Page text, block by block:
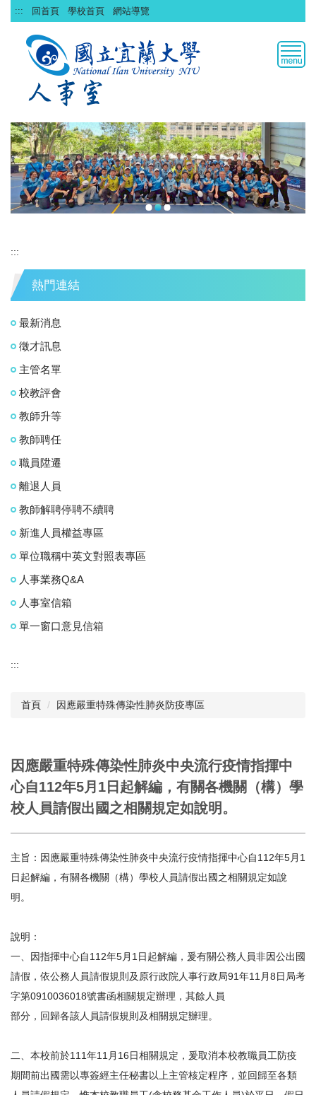
跳
到
::: 回首頁 學校首頁 網站導覽
:::
熱門連結
最新消息
徵才訊息
主管名單
校教評會
教師升等
教師聘任
職員陞遷
離退人員
教師解聘停聘不續聘
新進人員權益專區
單位職稱中英文對照表專區
人事業務Q&A
人事室信箱
單一窗口意見信箱
:::
首頁 因應嚴重特殊傳染性肺炎防疫專區
因應嚴重特殊傳染性肺炎中央流行疫情指揮中
心自112年5月1日起解編，有關各機關（構）學
校人員請假出國之相關規定如說明。
主旨：因應嚴重特殊傳染性肺炎中央流行疫情指揮中心自112年5月1
日起解編，有關各機關（構）學校人員請假出國之相關規定如說
明。
說明：
一、因指揮中心自112年5月1日起解編，爰有關公務人員非因公出國
請假，依公務人員請假規則及原行政院人事行政局91年11月8日局考
字第0910036018號書函相關規定辦理，其餘人員
部分，回歸各該人員請假規則及相關規定辦理。
二、本校前於111年11月16日相關規定，爰取消本校教職員工防疫
期間前出國需以專簽經主任秘書以上主管核定程序，並回歸至各類